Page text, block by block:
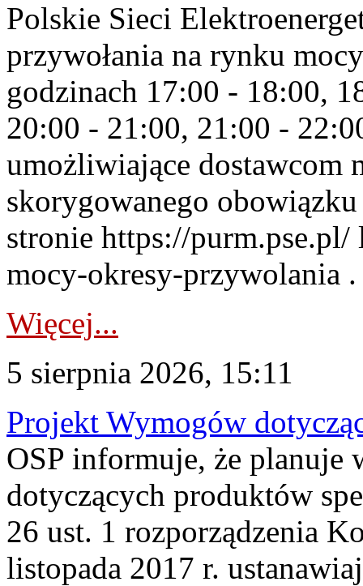
Polskie Sieci
przywołania na rynku
godzinach 17:00 - 18:00,
20:00 - 21:00, 21:00 -
umożliwiające dostawcom
skorygowanego
stronie https://
mocy-okresy-przywolania
Więcej...
5 sierpnia 2026, 15:11
Projekt Wymogów
OSP informuje, że planuje
dotyczących produktów
26 ust. 1 rozporządzenia
listopada 2017 r.